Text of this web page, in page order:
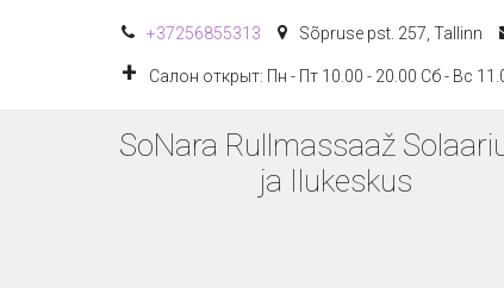
+37256855313 Sõpruse pst. 257 Tallinn
Салон открыт: Пн - Пт 10.00 - 20.00 Сб - Вс
SoNara Rullmassaaž
ja Ilukeskus